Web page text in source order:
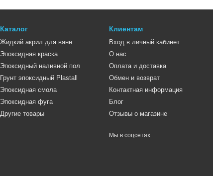
Каталог
Жидкий акрил для ванн
Эпоксидная краска
Эпоксидный наливной пол
Грунт эпоксидный Plastall
Эпоксидная смола
Эпоксидная фуга
Другие товары
Клиентам
Вход в личный кабинет
О нас
Оплата и доставка
Обмен и возврат
Контактная информация
Блог
Отзывы о магазине
Мы в соцсетях